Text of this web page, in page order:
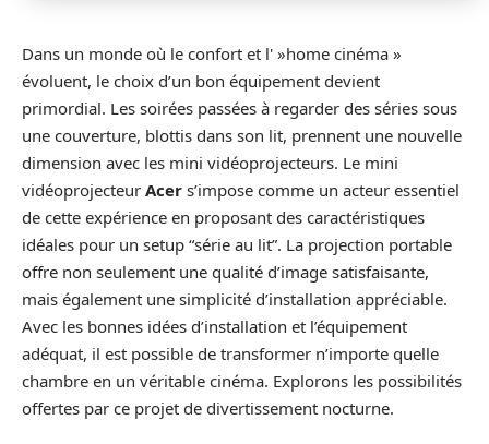
Dans un monde où le confort et l' »home cinéma »
évoluent, le choix d’un bon équipement devient
primordial. Les soirées passées à regarder des séries sous
une couverture, blottis dans son lit, prennent une nouvelle
dimension avec les mini vidéoprojecteurs. Le mini
vidéoprojecteur Acer s’impose comme un acteur essentiel
de cette expérience en proposant des caractéristiques
idéales pour un setup “série au lit”. La projection portable
offre non seulement une qualité d’image satisfaisante,
mais également une simplicité d’installation appréciable.
Avec les bonnes idées d’installation et l’équipement
adéquat, il est possible de transformer n’importe quelle
chambre en un véritable cinéma. Explorons les possibilités
offertes par ce projet de divertissement nocturne.